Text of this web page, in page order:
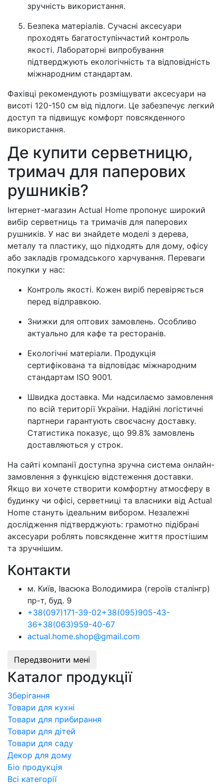
зручність використання.
Безпека матеріалів. Сучасні аксесуари
проходять багатоступінчастий контроль
якості. Лабораторні випробування
підтверджують екологічність та відповідність
міжнародним стандартам.
Фахівці рекомендують розміщувати аксесуари на
висоті 120-150 см від підлоги. Це забезпечує легкий
доступ та підвищує комфорт повсякденного
використання.
Де купити серветницю,
тримач для паперових
рушників?
Інтернет-магазин Actual Home пропонує широкий
вибір серветниць та тримачів для паперових
рушників. У нас ви знайдете моделі з дерева,
металу та пластику, що підходять для дому, офісу
або закладів громадського харчування. Переваги
покупки у нас:
Контроль якості. Кожен виріб перевіряється
перед відправкою.
Знижки для оптових замовлень. Особливо
актуально для кафе та ресторанів.
Екологічні матеріали. Продукція
сертифікована та відповідає міжнародним
стандартам ISO 9001.
Швидка доставка. Ми надсилаємо замовлення
по всій території України. Надійні логістичні
партнери гарантують своєчасну доставку.
Статистика показує, що 99.8% замовлень
доставляються у строк.
На сайті компанії доступна зручна система онлайн-
замовлення з функцією відстеження доставки.
Якщо ви хочете створити комфортну атмосферу в
будинку чи офісі, серветниці та власники від Actual
Home стануть ідеальним вибором. Незалежні
дослідження підтверджують: грамотно підібрані
аксесуари роблять повсякденне життя простішим
та зручнішим.
Контакти
м. Київ, Івасюка Володимира (героїв сталінгр)
пр-т, буд. 9
+38(097)171-39-02+38(095)905-43-
36+38(063)959-40-67
actual.home.shop@gmail.com
Передзвонити мені
Каталог продукції
Зберігання
Товари для кухні
Товари для прибирання
Товари для дітей
Товари для саду
Декор для дому
Бiо продукція
Всі категорії